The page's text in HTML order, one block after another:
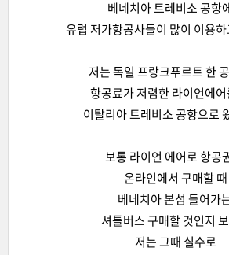
베네치아 트레비소 공항
유럽 저가항공사들이 많이 이용
저는 독일 프랑크푸르트 한
항공료가 저렴한 라이언에어
이탈리아 트레비소 공항으로
보통 라이언 에어로 항공
온라인에서 구매할 때
베네치아 본섬 들어가
셔틀버스 구매할 것인지 보
저는 그때 실수로